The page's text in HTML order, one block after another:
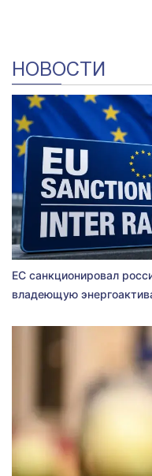
НОВОСТИ
ЕС санкционировал
владеющую